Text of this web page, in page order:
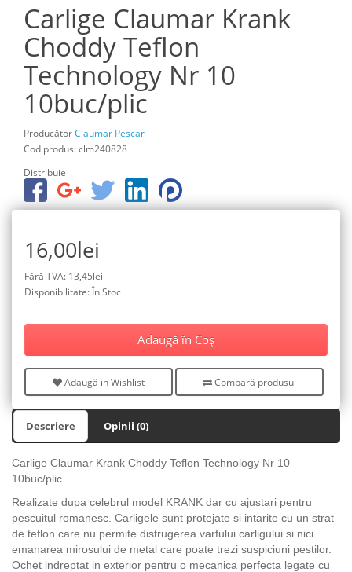
Carlige Claumar Krank
Choddy Teflon
Technology Nr 10
10buc/plic
ProducătorClaumar Pescar
Cod produs: clm240828
Distribuie
16,00lei
Fără TVA: 13,45lei
Disponibilitate: În Stoc
Adaugă în Coş
Adaugă in Wishlist Compară produsul
Descriere Opinii (0)
Carlige Claumar Krank Choddy Teflon Technology Nr 10
10buc/plic
Realizate dupa celebrul model KRANK dar cu ajustari pentru
pescuitul romanesc. Carligele sunt protejate si intarite cu un strat
de teflon care nu permite distrugerea varfului carligului si nici
emanarea mirosului de metal care poate trezi suspiciuni pestilor.
Ochet indreptat in exterior pentru o mecanica perfecta legate cu